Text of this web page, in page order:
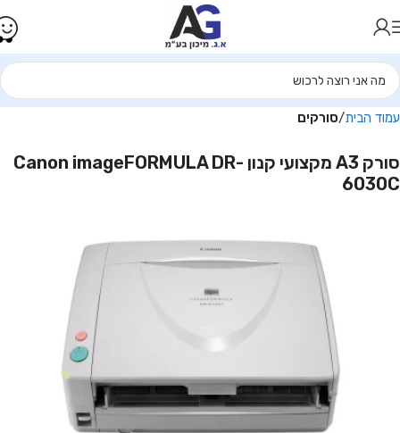
עמוד הבית סורקים
סורק A3 מקצועי קנון Canon imageFORMULA DR-
6030C